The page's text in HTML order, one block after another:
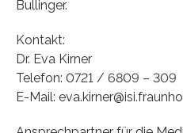
Bullinger.
Kontakt:
Dr. Eva Kirner
Telefon: 0721 / 6809 – 309
E-Mail: